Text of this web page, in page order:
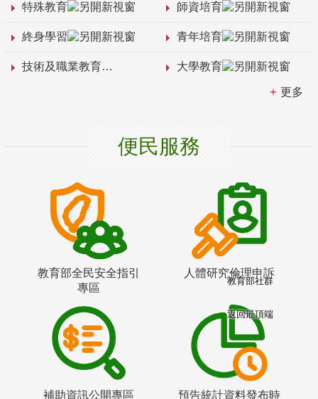
特殊教育 師資培育
終身學習 青年培育
技術及職業教育 大學教育
更多
便民服務
教育部全民安全指引
專區
人體研究倫理申訴
補助資訊公開專區
預告統計資料發布時
教育部社群
返回最頂端